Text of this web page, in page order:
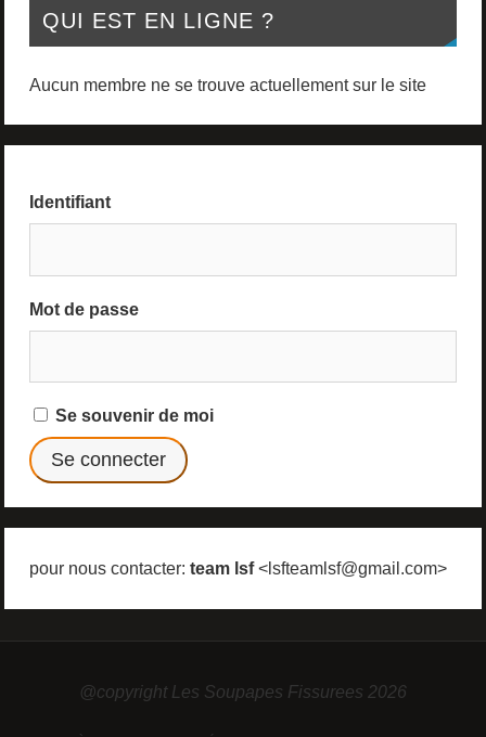
QUI EST EN LIGNE ?
Aucun membre ne se trouve actuellement sur le site
Identifiant
Mot de passe
Se souvenir de moi
pour nous contacter: team lsf<lsfteamlsf@gmail.com>
@copyright Les Soupapes Fissurees 2026